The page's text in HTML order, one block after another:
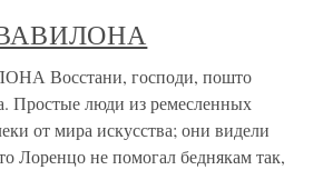
Восстани, господи, пошто
Простые люди из ремесленных
от мира искусства; они видели
Лоренцо не помогал беднякам так,